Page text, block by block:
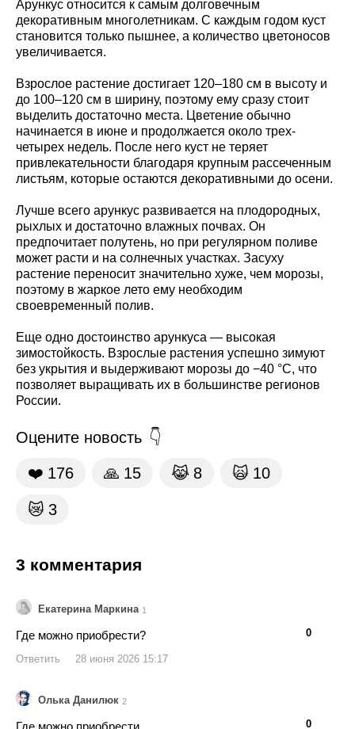
Арункус относится к самым долговечным
декоративным многолетникам. С каждым годом куст
становится только пышнее, а количество цветоносов
увеличивается.
Взрослое растение достигает 120–180 см в высоту и
до 100–120 см в ширину, поэтому ему сразу стоит
выделить достаточно места. Цветение обычно
начинается в июне и продолжается около трех-
четырех недель. После него куст не теряет
привлекательности благодаря крупным рассеченным
листьям, которые остаются декоративными до осени.
Лучше всего арункус развивается на плодородных,
рыхлых и достаточно влажных почвах. Он
предпочитает полутень, но при регулярном поливе
может расти и на солнечных участках. Засуху
растение переносит значительно хуже, чем морозы,
поэтому в жаркое лето ему необходим
своевременный полив.
Еще одно достоинство арункуса — высокая
зимостойкость. Взрослые растения успешно зимуют
без укрытия и выдерживают морозы до −40 °C, что
позволяет выращивать их в большинстве регионов
России.
Оцените новость
❤️ 176 🙏 15 😹 8 🙀 10
😿 3
3 комментария
Екатерина Маркина 1
0
Где можно приобрести?
Ответить 28 июня 2026 15:17
Олька Данилюк 2
0
Где можно приобрести.